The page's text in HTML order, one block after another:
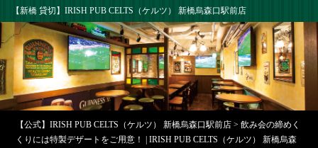
【新橋 貸切】IRISH PUB CELTS（ケルツ） 新橋烏森口駅前店
【公式】IRISH PUB CELTS（ケルツ） 新橋烏森口駅前店 >飲み会の締めく
くりには特製デザートをご用意！ | IRISH PUB CELTS（ケルツ） 新橋烏森